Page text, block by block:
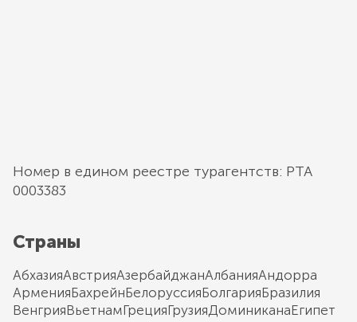
Номер в едином реестре турагентств: РТА
0003383
Страны
АбхазияАвстрияАзербайджанАлбанияАндорра
АрменияБахрейнБелоруссияБолгарияБразилия
ВенгрияВьетнамГрецияГрузияДоминиканаЕгипет